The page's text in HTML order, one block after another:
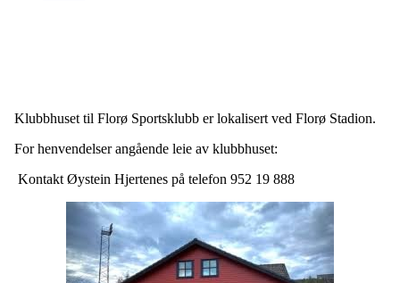
Klubbhuset til Florø Sportsklubb er lokalisert ved Florø Stadion.
For henvendelser angående leie av klubbhuset:
Kontakt Øystein Hjertenes på telefon 952 19 888